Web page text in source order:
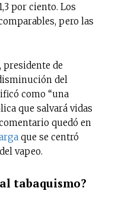
por ciento. Los
pero las
presidente de
del
como “una
que salvará vidas
quedó en
que se centró
vapeo.
tabaquismo?